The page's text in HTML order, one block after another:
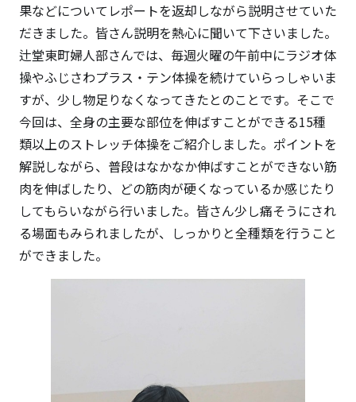
果などについてレポートを返却しながら説明させていた
だきました。皆さん説明を熱心に聞いて下さいました。
辻堂東町婦人部さんでは、毎週火曜の午前中にラジオ体
操やふじさわプラス・テン体操を続けていらっしゃいま
すが、少し物足りなくなってきたとのことです。そこで
今回は、全身の主要な部位を伸ばすことができる15種
類以上のストレッチ体操をご紹介しました。ポイントを
解説しながら、普段はなかなか伸ばすことができない筋
肉を伸ばしたり、どの筋肉が硬くなっているか感じたり
してもらいながら行いました。皆さん少し痛そうにされ
る場面もみられましたが、しっかりと全種類を行うこと
ができました。